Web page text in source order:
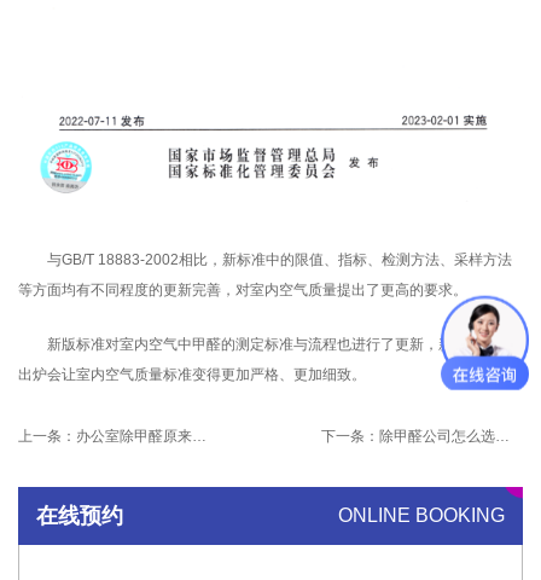
与GB/T 18883-2002相比，新标准中的限值、指标、检测方法、采样方法
等方面均有不同程度的更新完善，对室内空气质量提出了更高的要求。
新版标准对室内空气中甲醛的测定标准与流程也进行了更新，新版标准的
出炉会让室内空气质量标准变得更加严格、更加细致。
上一条： 办公室除甲醛原来这么重要！ 下一条： 除甲醛公司怎么选？选错了真就是交智商税！
ONLINE BOOKING
在线预约